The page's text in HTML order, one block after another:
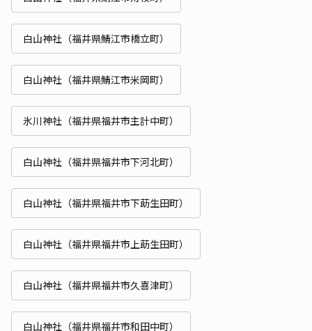
白山神社（福井県鯖江市橋立町）
白山神社（福井県鯖江市米岡町）
氷川神社（福井県福井市主計中町）
白山神社（福井県福井市下河北町）
白山神社（福井県福井市下莇生田町）
白山神社（福井県福井市上莇生田町）
白山神社（福井県福井市久喜津町）
白山神社（福井県福井市和田中町）